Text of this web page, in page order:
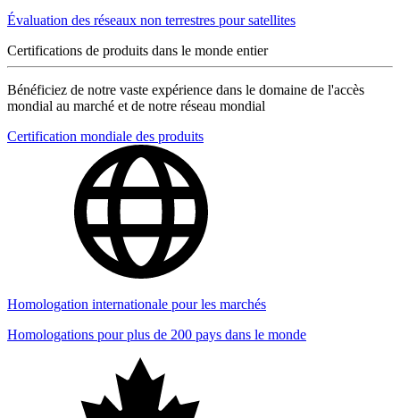
Évaluation des réseaux non terrestres pour satellites
Certifications de produits dans le monde entier
Bénéficiez de notre vaste expérience dans le domaine de l'accès
mondial au marché et de notre réseau mondial
Certification mondiale des produits
Homologation internationale pour les marchés
Homologations pour plus de 200 pays dans le monde